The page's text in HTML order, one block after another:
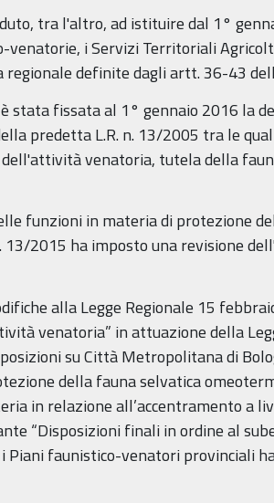
tra l'altro, ad istituire dal 1°
i Servizi Territoriali
definite dagli artt. 36-43
stata fissata al 1° gennaio 2016 la
predetta L.R. n. 13/2005 tra le
venatoria, tutela della
funzioni in materia di protezione
2015 ha imposto una revisione
alla Legge Regionale 15
venatoria” in attuazione della
su Città Metropolitana di
della fauna selvatica
in relazione all’accentramento a
“Disposizioni finali in ordine al
Piani faunistico-venatori provinciali